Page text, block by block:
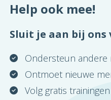
Help ook mee!
Sluit je aan bij
Ondersteun andere
Ontmoet nieuwe
Volg gratis trainingen